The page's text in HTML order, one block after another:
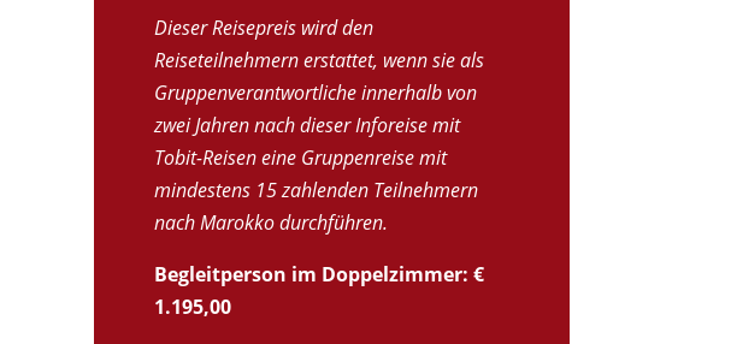
Dieser Reisepreis wird den
Reiseteilnehmern erstattet, wenn sie als
Gruppenverantwortliche innerhalb von
zwei Jahren nach dieser Inforeise mit
Tobit-Reisen eine Gruppenreise mit
mindestens 15 zahlenden Teilnehmern
nach Marokko durchführen.
Begleitperson im Doppelzimmer: €
1.195,00